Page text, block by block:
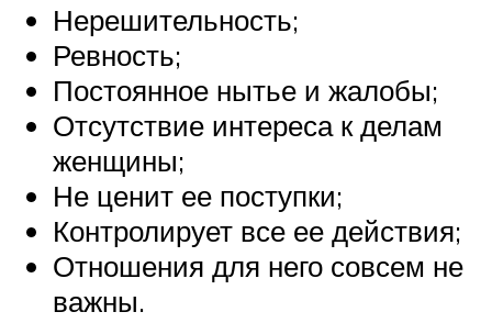
Нерешительность;
Ревность;
Постоянное нытье и жалобы;
Отсутствие интереса к делам
женщины;
Не ценит ее поступки;
Контролирует все ее действия;
Отношения для него совсем не
важны.